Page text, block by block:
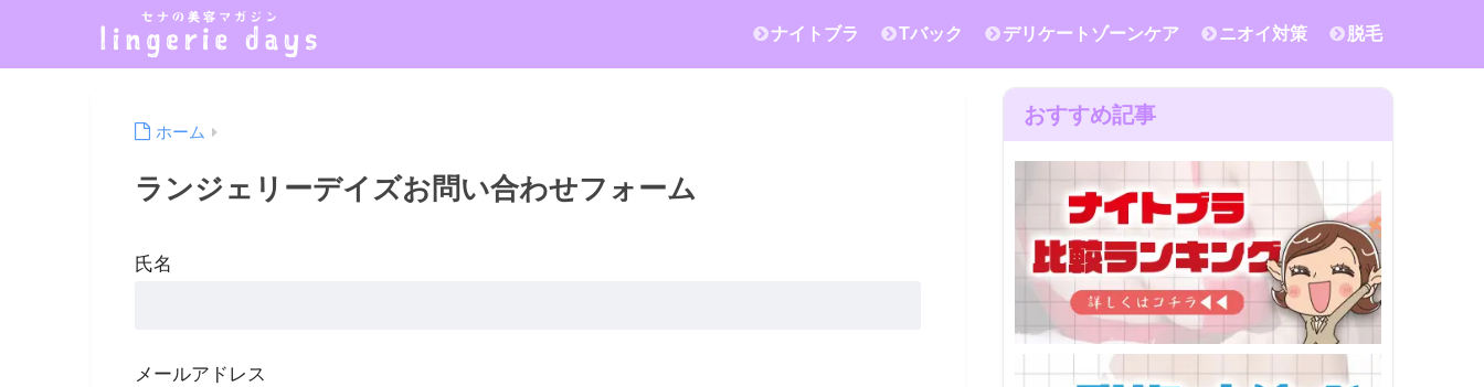
ナイトブラ Tバック デリケートゾーンケア ニオイ対策 脱毛
ホーム
ランジェリーデイズお問い合わせフォーム
氏名
メールアドレス
おすすめ記事